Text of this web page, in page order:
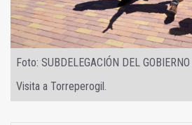
Foto: SUBDELEGACIÓN DEL
Visita a Torreperogil.